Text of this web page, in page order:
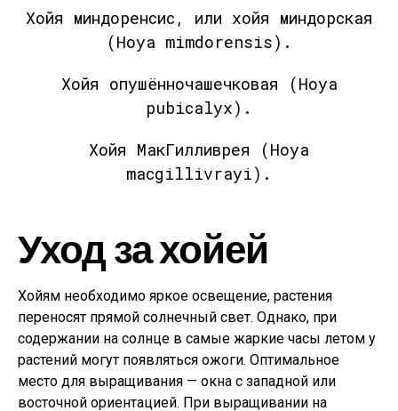
Хойя миндоренсис, или хойя миндорская
(Hoya mimdorensis).
Хойя опушённочашечковая (Hoya
pubicalyx).
Хойя МакГилливрея (Hoya
macgillivrayi).
Уход за хойей
Хойям необходимо яркое освещение, растения
переносят прямой солнечный свет. Однако, при
содержании на солнце в самые жаркие часы летом у
растений могут появляться ожоги. Оптимальное
место для выращивания — окна с западной или
восточной ориентацией. При выращивании на